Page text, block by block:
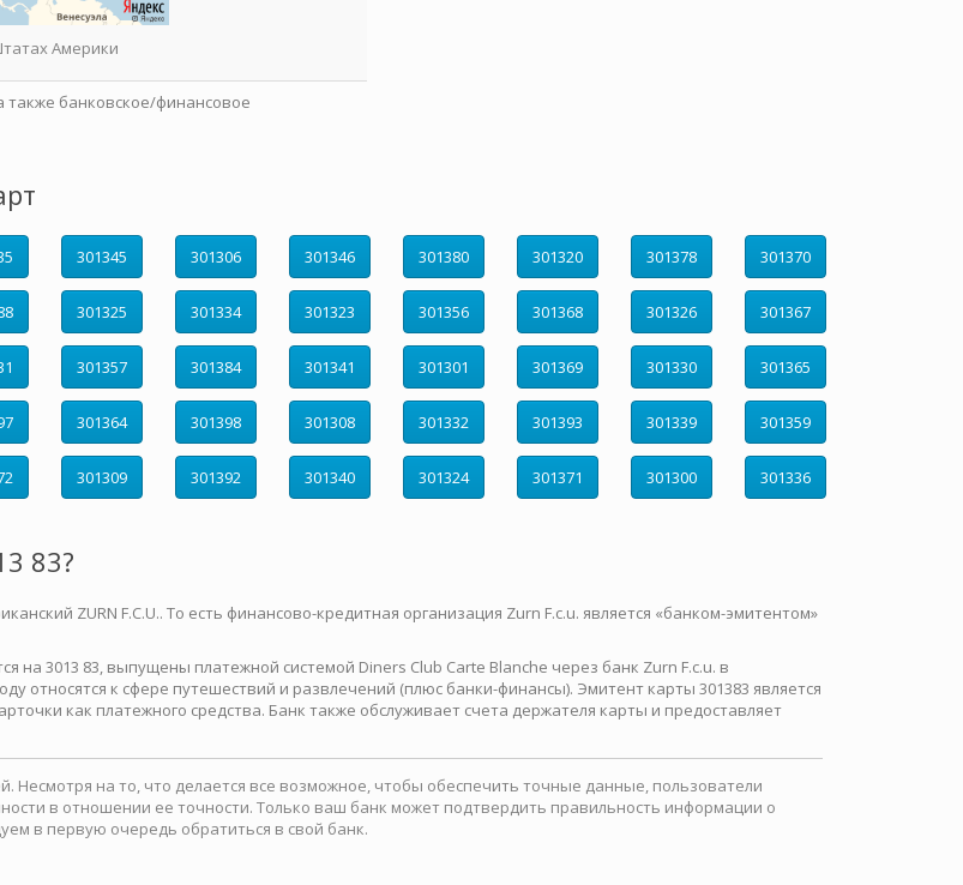
Америки
также банковское/финансовое
301345 301306 301346 301380 301320 301378 301370
301325 301334 301323 301356 301368 301326 301367
301357 301384 301341 301301 301369 301330 301365
301364 301398 301308 301332 301393 301339 301359
301309 301392 301340 301324 301371 301300 301336
83?
ZURN F.C.U.. То есть финансово-кредитная организация Zurn F.c.u. является «банком-эмитентом»
3013 83, выпущены платежной системой Diners Club Carte Blanche через банк Zurn F.c.u. в
относятся к сфере путешествий и развлечений (плюс банки-финансы). Эмитент карты 301383 является
как платежного средства. Банк также обслуживает счета держателя карты и предоставляет
на то, что делается все возможное, чтобы обеспечить точные данные, пользователи
в отношении ее точности. Только ваш банк может подтвердить правильность информации о
в первую очередь обратиться в свой банк.